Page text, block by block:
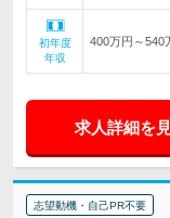
初年度
年収
400万円～540
求人詳細を
志望動機・自己PR不要